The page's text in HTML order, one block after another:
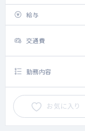
給与
交通費
勤務内容
お気に入り